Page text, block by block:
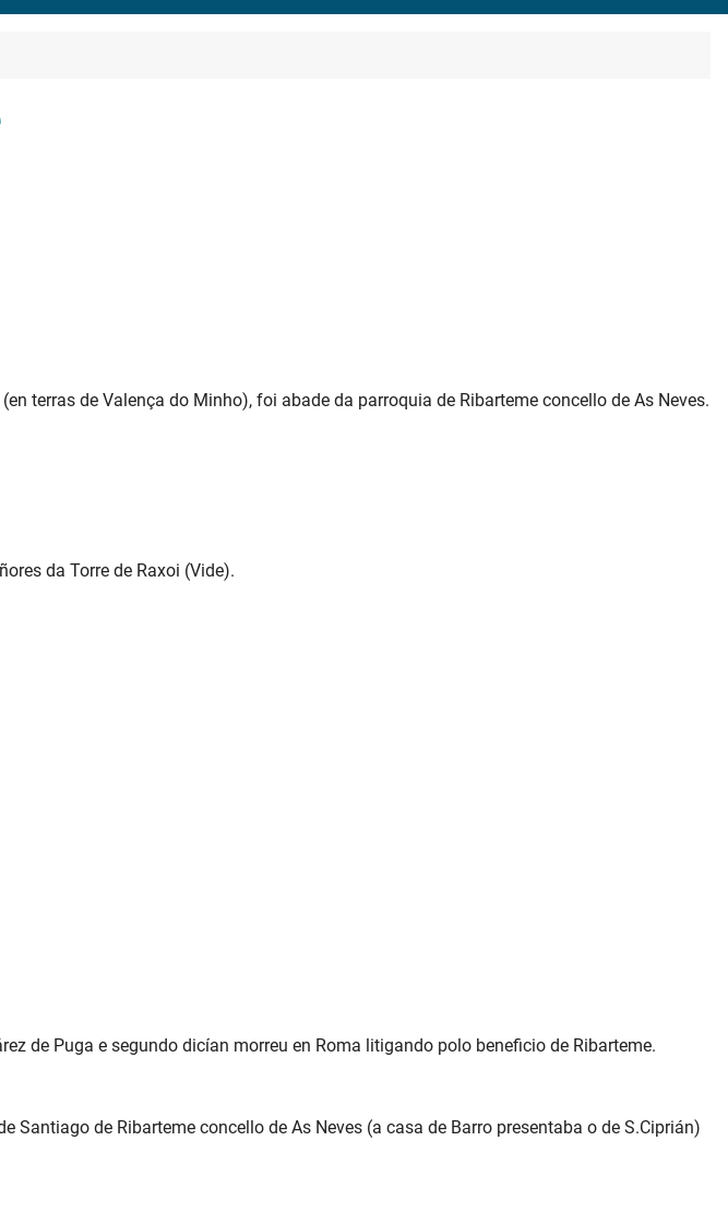
terras de Valença do Minho), foi abade da parroquia de Ribarteme concello de As Neves.
da Torre de Raxoi (Vide).
de Puga e segundo dicían morreu en Roma litigando polo beneficio de Ribarteme.
Santiago de Ribarteme concello de As Neves (a casa de Barro presentaba o de S.Ciprián)